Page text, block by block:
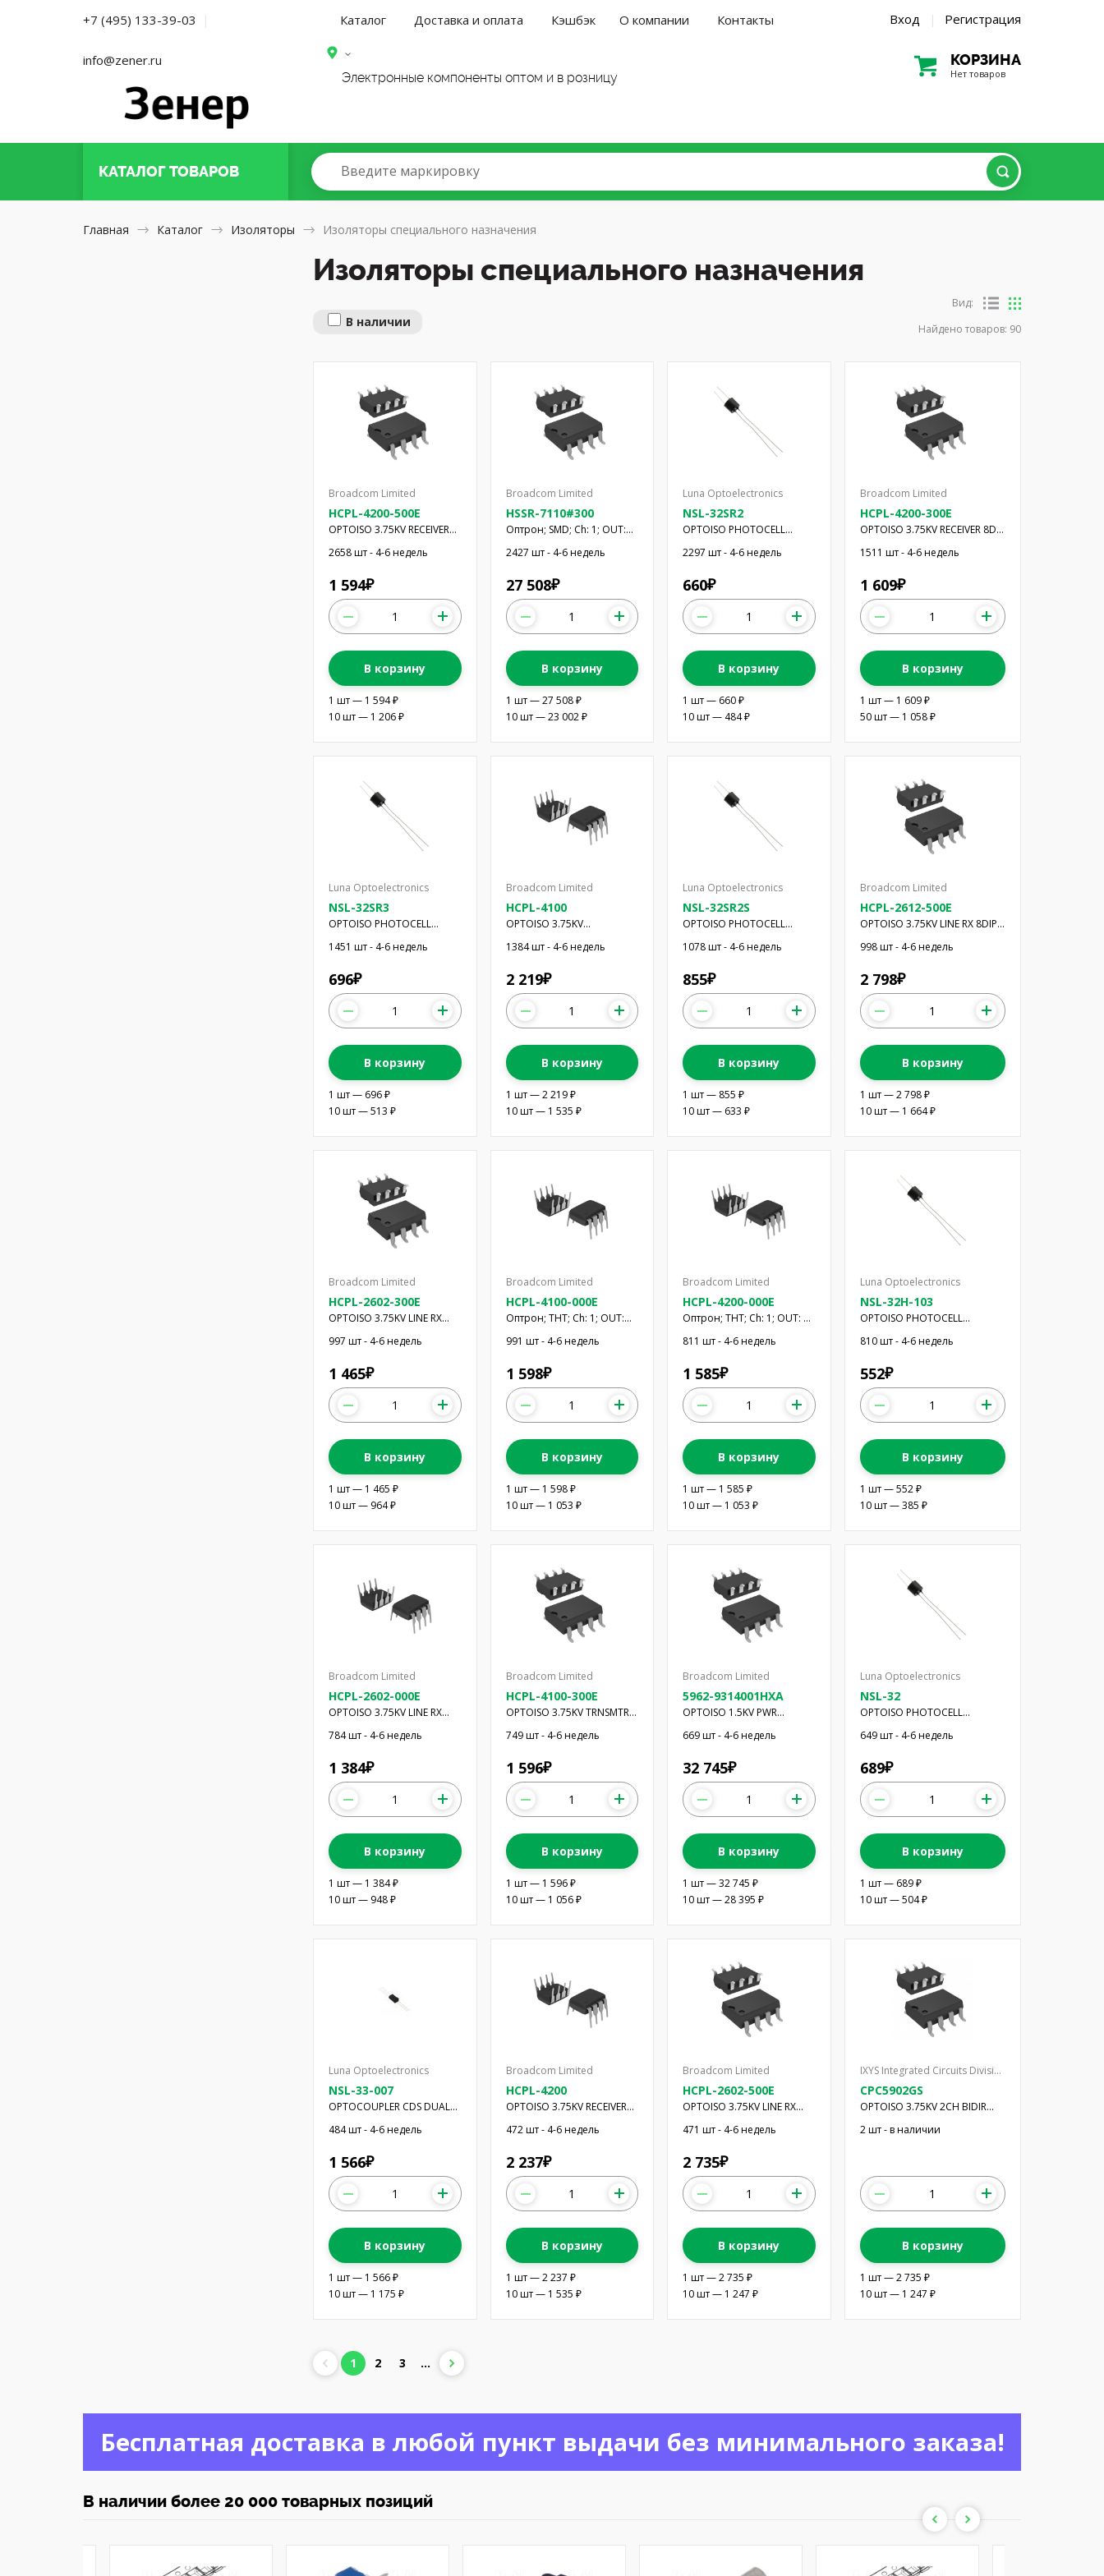
+7 (495) 133-39-03 |
info@zener.ru
Каталог Доставка и оплата Кэшбэк О компании Контакты Вход | Регистрация
Электронные компоненты оптом и в розницу
КОРЗИНА
Нет товаров
КАТАЛОГТОВАРОВ Введите маркировку
Главная Каталог Изоляторы Изоляторы специального назначения
Изоляторы специального назначения
В наличии
Вид:
Найдено товаров: 90
Broadcom Limited
HCPL-4200-500E
OPTOISO 3.75KV RECEIVER
8DIP GW
2658 шт - 4-6 недель
1 594₽
В корзину
1 шт — 1 594 ₽
10 шт — 1 206 ₽
Broadcom Limited
HSSR-7110#300
Оптрон; SMD; Ch: 1; OUT:
транзисторный; Gull wing
2427 шт - 4-6 недель
27 508₽
В корзину
1 шт — 27 508 ₽
10 шт — 23 002 ₽
Luna Optoelectronics
NSL-32SR2
OPTOISO PHOTOCELL
OPTOCOUPLER
2297 шт - 4-6 недель
660₽
В корзину
1 шт — 660 ₽
10 шт — 484 ₽
Broadcom Limited
HCPL-4200-300E
OPTOISO 3.75KV RECEIVER 8DIP
GW
1511 шт - 4-6 недель
1 609₽
В корзину
1 шт — 1 609 ₽
50 шт — 1 058 ₽
Luna Optoelectronics
NSL-32SR3
OPTOISO PHOTOCELL
OPTOCOUPLER
1451 шт - 4-6 недель
696₽
В корзину
1 шт — 696 ₽
10 шт — 513 ₽
Broadcom Limited
HCPL-4100
OPTOISO 3.75KV
TRANSMITTER 8DIP
1384 шт - 4-6 недель
2 219₽
В корзину
1 шт — 2 219 ₽
10 шт — 1 535 ₽
Luna Optoelectronics
NSL-32SR2S
OPTOISO PHOTOCELL
OPTOCOUPLER
1078 шт - 4-6 недель
855₽
В корзину
1 шт — 855 ₽
10 шт — 633 ₽
Broadcom Limited
HCPL-2612-500E
OPTOISO 3.75KV LINE RX 8DIP
GW
998 шт - 4-6 недель
2 798₽
В корзину
1 шт — 2 798 ₽
10 шт — 1 664 ₽
Broadcom Limited
HCPL-2602-300E
OPTOISO 3.75KV LINE RX
8DIP GW
997 шт - 4-6 недель
1 465₽
В корзину
1 шт — 1 465 ₽
10 шт — 964 ₽
Broadcom Limited
HCPL-4100-000E
Оптрон; THT; Ch: 1; OUT:
транзисторный; 0,02Мбит/
с; DIP8; 3кВ/мкс
991 шт - 4-6 недель
1 598₽
В корзину
1 шт — 1 598 ₽
10 шт — 1 053 ₽
Broadcom Limited
HCPL-4200-000E
Оптрон; THT; Ch: 1; OUT: с
триггером Шмидта;
0,02Мбит/с; DIP8
811 шт - 4-6 недель
1 585₽
В корзину
1 шт — 1 585 ₽
10 шт — 1 053 ₽
Luna Optoelectronics
NSL-32H-103
OPTOISO PHOTOCELL
OPTOCOUPLER
810 шт - 4-6 недель
552₽
В корзину
1 шт — 552 ₽
10 шт — 385 ₽
Broadcom Limited
HCPL-2602-000E
OPTOISO 3.75KV LINE RX
8DIP
784 шт - 4-6 недель
1 384₽
В корзину
1 шт — 1 384 ₽
10 шт — 948 ₽
Broadcom Limited
HCPL-4100-300E
OPTOISO 3.75KV TRNSMTR
8DIP GW
749 шт - 4-6 недель
1 596₽
В корзину
1 шт — 1 596 ₽
10 шт — 1 056 ₽
Broadcom Limited
5962-9314001HXA
OPTOISO 1.5KV PWR
MOSFET 8DIP GW
669 шт - 4-6 недель
32 745₽
В корзину
1 шт — 32 745 ₽
10 шт — 28 395 ₽
Luna Optoelectronics
NSL-32
OPTOISO PHOTOCELL
OPTOCOUPLER
649 шт - 4-6 недель
689₽
В корзину
1 шт — 689 ₽
10 шт — 504 ₽
Luna Optoelectronics
NSL-33-007
OPTOCOUPLER CDS DUAL
2000V
484 шт - 4-6 недель
1 566₽
В корзину
1 шт — 1 566 ₽
10 шт — 1 175 ₽
Broadcom Limited
HCPL-4200
OPTOISO 3.75KV RECEIVER
8DIP
472 шт - 4-6 недель
2 237₽
В корзину
1 шт — 2 237 ₽
10 шт — 1 535 ₽
Broadcom Limited
HCPL-2602-500E
OPTOISO 3.75KV LINE RX
8DIP GW
471 шт - 4-6 недель
2 735₽
В корзину
1 шт — 2 735 ₽
10 шт — 1 247 ₽
IXYS Integrated Circuits Division
CPC5902GS
OPTOISO 3.75KV 2CH BIDIR
8SMD
2 шт - в наличии
В корзину
1 шт — 2 735 ₽
10 шт — 1 247 ₽
1 2 3 ...
Бесплатная доставка в любой пункт выдачи без минимального заказа!
В наличии более 20 000 товарных позиций